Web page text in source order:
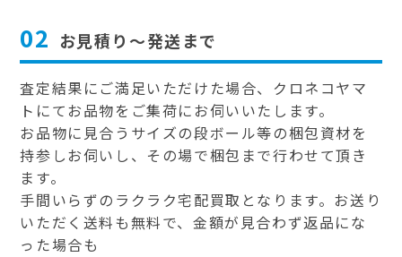
02 お見積り～発送まで
査定結果にご満足いただけた場合、クロネコヤマ
トにてお品物をご集荷にお伺いいたします。
お品物に見合うサイズの段ボール等の梱包資材を
持参しお伺いし、その場で梱包まで行わせて頂き
ます。
手間いらずのラクラク宅配買取となります。お送り
いただく送料も無料で、金額が見合わず返品にな
った場合も